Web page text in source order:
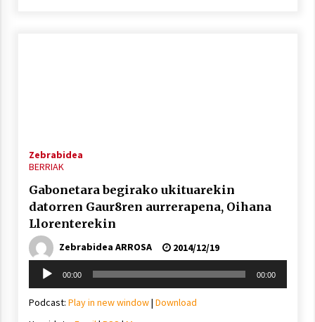
Zebrabidea
BERRIAK
Gabonetara begirako ukituarekin
datorren Gaur8ren aurrerapena, Oihana
Llorenterekin
Zebrabidea ARROSA
2014/12/19
Soinu
erreproduzigailua
00:00 00:00
Podcast: Play in new window| Download